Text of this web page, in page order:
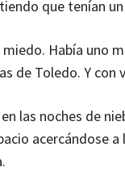
que tenían
Había uno
de Toledo. Y
las noches de
acercándose